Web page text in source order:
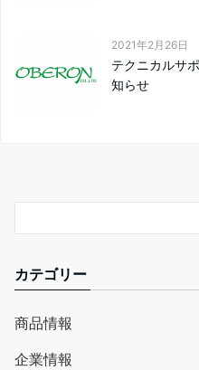
2021年2月26日
テクニカルサ
知らせ
カテゴリー
商品情報
企業情報